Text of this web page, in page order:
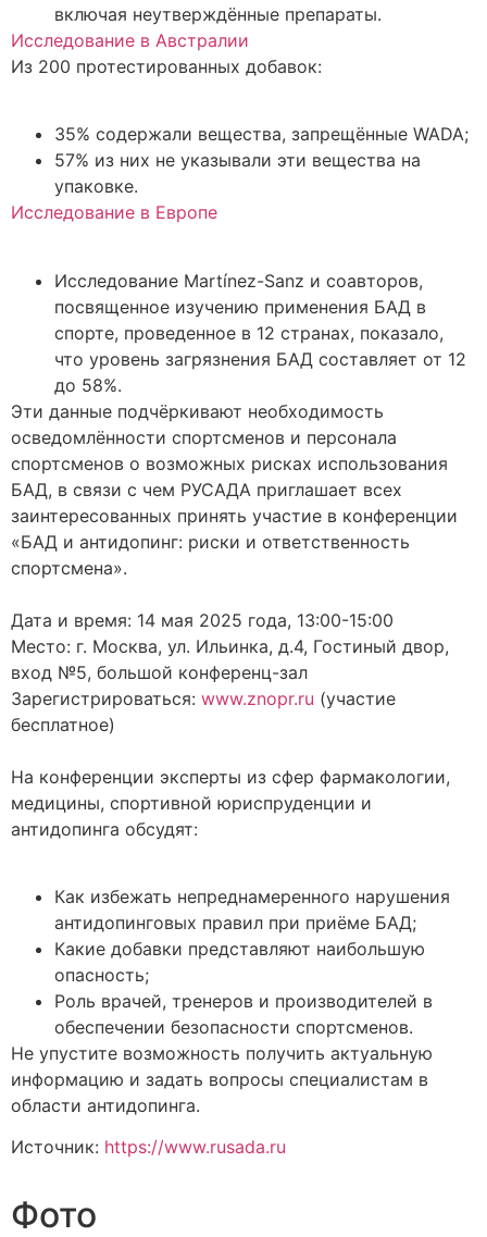
включая неутверждённые препараты.
Исследование в Австралии
Из 200 протестированных добавок:
35% содержали вещества, запрещённые WADA;
57% из них не указывали эти вещества на
упаковке.
Исследование в Европе
Исследование Martínez-Sanz и соавторов,
посвященное изучению применения БАД в
спорте, проведенное в 12 странах, показало,
что уровень загрязнения БАД составляет от 12
до 58%.
Эти данные подчёркивают необходимость
осведомлённости спортсменов и персонала
спортсменов о возможных рисках использования
БАД, в связи с чем РУСАДА приглашает всех
заинтересованных принять участие в конференции
«БАД и антидопинг: риски и ответственность
спортсмена».
Дата и время: 14 мая 2025 года, 13:00-15:00
Место: г. Москва, ул. Ильинка, д.4, Гостиный двор,
вход №5, большой конференц-зал
Зарегистрироваться: www.znopr.ru (участие
бесплатное)
На конференции эксперты из сфер фармакологии,
медицины, спортивной юриспруденции и
антидопинга обсудят:
Как избежать непреднамеренного нарушения
антидопинговых правил при приёме БАД;
Какие добавки представляют наибольшую
опасность;
Роль врачей, тренеров и производителей в
обеспечении безопасности спортсменов.
Не упустите возможность получить актуальную
информацию и задать вопросы специалистам в
области антидопинга.
Источник: https://www.rusada.ru
Фото